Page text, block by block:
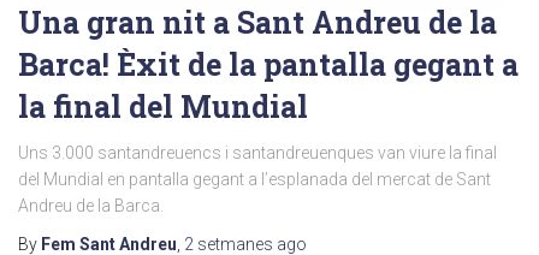
Una gran nit a Sant Andreu de la
Barca! Èxit de la pantalla gegant a
la final del Mundial
Uns 3.000 santandreuencs i santandreuenques van viure la final
del Mundial en pantalla gegant a l’esplanada del mercat de Sant
Andreu de la Barca.
By Fem Sant Andreu 2 setmanes ago